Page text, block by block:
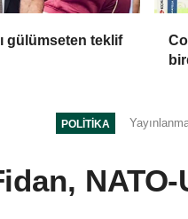
gülümseten teklif
POLITIKA